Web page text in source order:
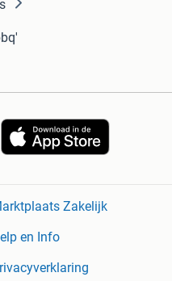
Zakelijk
en Info